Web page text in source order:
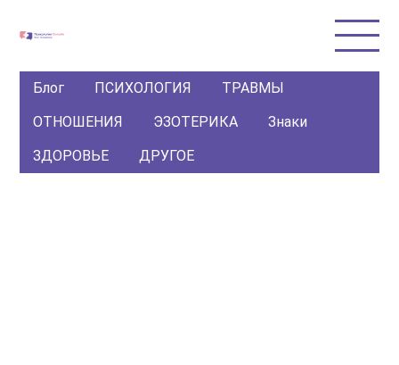
Блог ПСИХОЛОГИЯ
ТРАВМЫ
ОТНОШЕНИЯ
ЭЗОТЕРИКА
Знаки
ЗДОРОВЬЕ
ДРУГОЕ